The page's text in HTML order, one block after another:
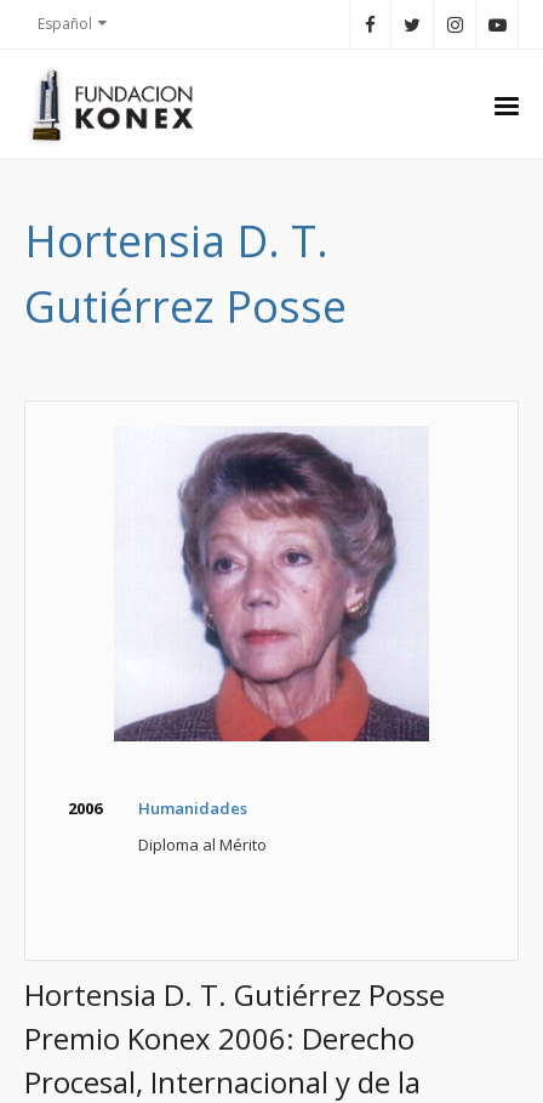
Español
Hortensia D. T.
Gutiérrez Posse
2006
Humanidades
Diploma al Mérito
Hortensia D. T. Gutiérrez Posse
Premio Konex 2006: Derecho
Procesal, Internacional y de la